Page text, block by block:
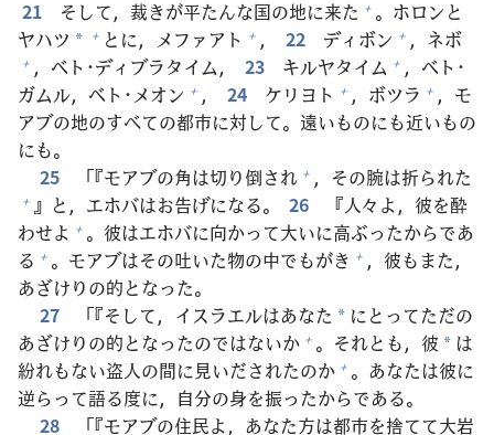
21
そして， 裁きが平たんな国の地に来た + 。ホロンと
ヤハツ * + とに，メファアト + ， 22 ディボン + ，ネボ
+ ，ベト･ディブラタイム， 23 キルヤタイム + ，ベト･
ガムル，ベト･メオン + ， 24 ケリヨト + ，ボツラ + ，モ
アブの地のすべての都市に対して。 遠いものにも近いもの
にも。
25
「『モアブの角は切り倒され + ，その腕は折られた
+ 』と，エホバはお告げになる。 26 『人々 よ， 彼を酔
わせよ + 。 彼はエホバに向かって大いに高ぶったからであ
る + 。モアブはその吐いた物の中でもがき + ， 彼もまた，
あざけりの的となった。
27
「『そして，イスラエルはあなた * にとってただの
あざけりの的となったのではないか + 。それとも， 彼 * は
紛れもない盗人の間に見いだされたのか + 。あなたは彼に
逆らって語る度に， 自分の身を振ったからである。
28
「『モアブの住民よ，あなた方は都市を捨てて大岩